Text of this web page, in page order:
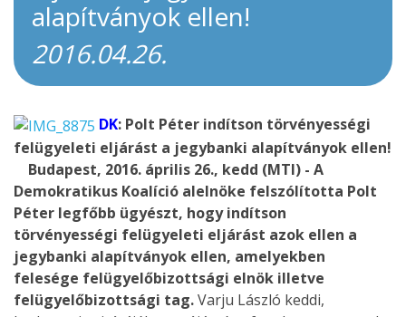
alapítványok ellen!
2016.04.26.
DK: Polt Péter indítson törvényességi
felügyeleti eljárást a jegybanki alapítványok ellen!
Budapest, 2016. április 26., kedd (MTI) - A
Demokratikus Koalíció alelnöke felszólította Polt
Péter legfőbb ügyészt, hogy indítson
törvényességi felügyeleti eljárást azok ellen a
jegybanki alapítványok ellen, amelyekben
felesége felügyelőbizottsági elnök illetve
felügyelőbizottsági tag.Varju László keddi,